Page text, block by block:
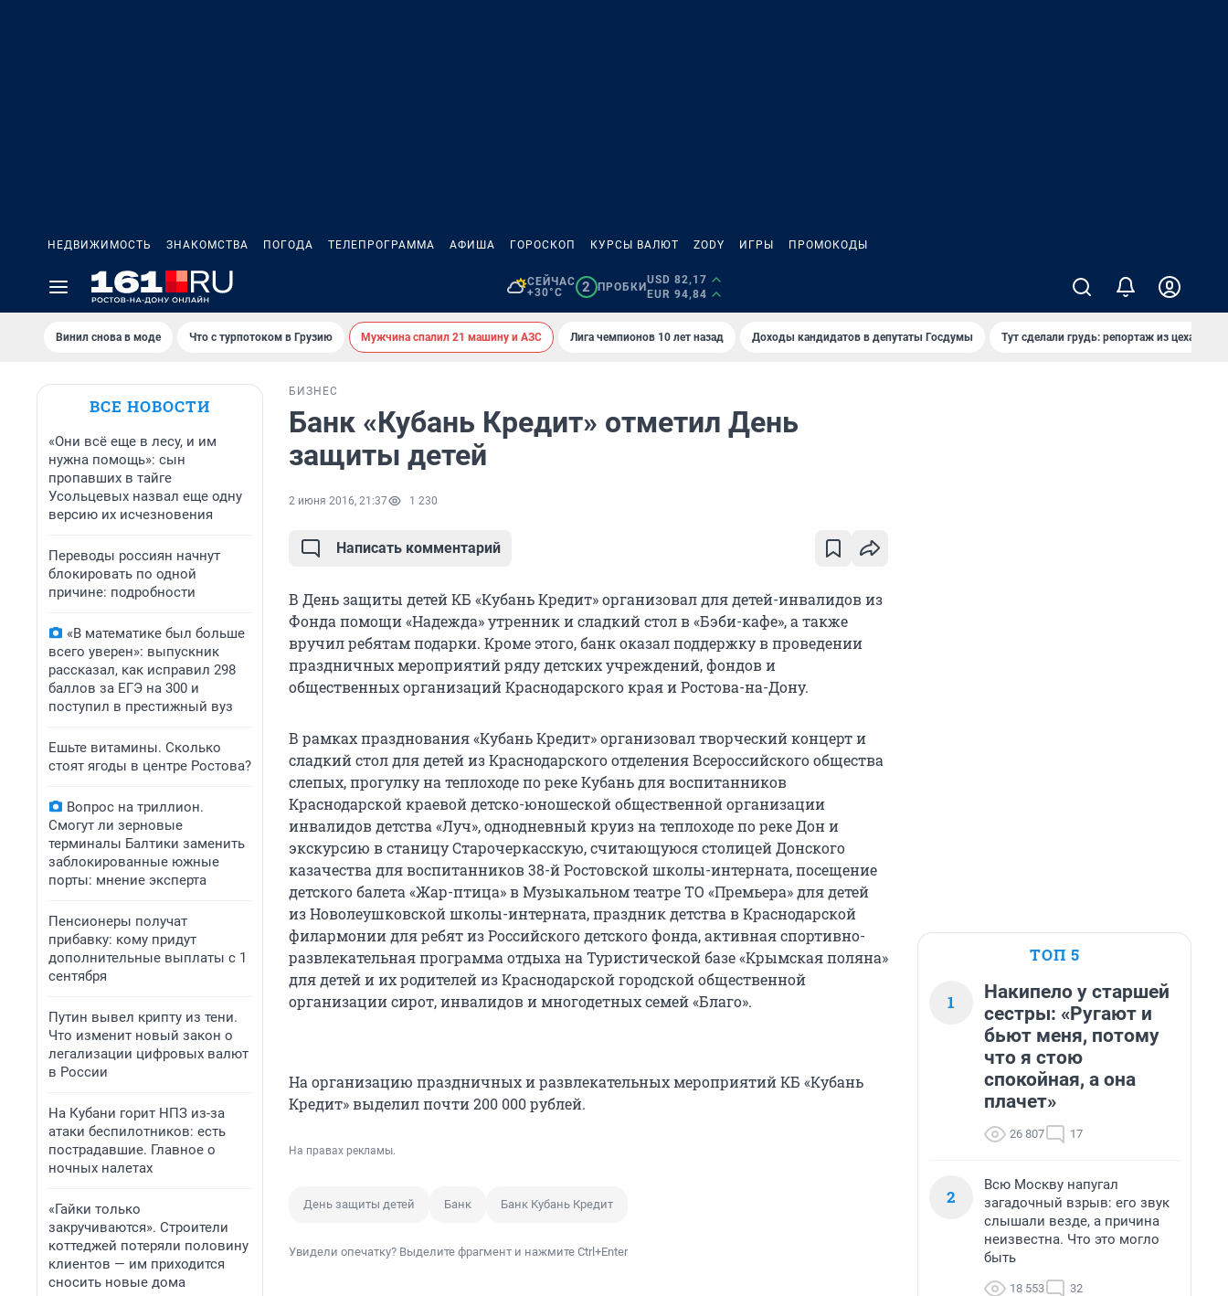
НЕДВИЖИМОСТЬ ЗНАКОМСТВА ПОГОДА ТЕЛЕПРОГРАММА АФИША ГОРОСКОП КУРСЫ ВАЛЮТ ZODY ИГРЫ ПРОМОКОДЫ
СЕЙЧАС
+30°C
2 ПРОБКИ
USD 82,17
EUR 94,84
Винил снова в моде Что с турпотоком в Грузию Мужчина спалил 21 машину и АЗС Лига чемпионов 10 лет назад Доходы кандидатов в депутаты Госдумы Тут сделали грудь: репортаж из цеха
ВСЕ НОВОСТИ
«Они всё еще в лесу, и им
нужна помощь»: сын
пропавших в тайге
Усольцевых назвал еще одну
версию их исчезновения
Переводы россиян начнут
блокировать по одной
причине: подробности
«В математике был больше
всего уверен»: выпускник
рассказал, как исправил 298
баллов за ЕГЭ на 300 и
поступил в престижный вуз
Ешьте витамины. Сколько
стоят ягоды в центре Ростова?
Вопрос на триллион.
Смогут ли зерновые
терминалы Балтики заменить
заблокированные южные
порты: мнение эксперта
Пенсионеры получат
прибавку: кому придут
дополнительные выплаты с 1
сентября
Путин вывел крипту из тени.
Что изменит новый закон о
легализации цифровых валют
в России
На Кубани горит НПЗ из-за
атаки беспилотников: есть
пострадавшие. Главное о
ночных налетах
«Гайки только
закручиваются». Строители
коттеджей потеряли половину
клиентов — им приходится
сносить новые дома
БИЗНЕС
Банк «Кубань Кредит» отметил День
защиты детей
2 июня 2016, 21:37 1 230
Написать комментарий
В День защиты детей КБ «Кубань Кредит» организовал для детей-инвалидов из
Фонда помощи «Надежда» утренник и сладкий стол в «Бэби-кафе», а также
вручил ребятам подарки. Кроме этого, банк оказал поддержку в проведении
праздничных мероприятий ряду детских учреждений, фондов и
общественных организаций Краснодарского края и Ростова-на-Дону.
В рамках празднования «Кубань Кредит» организовал творческий концерт и
сладкий стол для детей из Краснодарского отделения Всероссийского общества
слепых, прогулку на теплоходе по реке Кубань для воспитанников
Краснодарской краевой детско-юношеской общественной организации
инвалидов детства «Луч», однодневный круиз на теплоходе по реке Дон и
экскурсию в станицу Старочеркасскую, считающуюся столицей Донского
казачества для воспитанников 38-й Ростовской школы-интерната, посещение
детского балета «Жар-птица» в Музыкальном театре ТО «Премьера» для детей
из Новолеушковской школы-интерната, праздник детства в Краснодарской
филармонии для ребят из Российского детского фонда, активная спортивно-
развлекательная программа отдыха на Туристической базе «Крымская поляна»
для детей и их родителей из Краснодарской городской общественной
организации сирот, инвалидов и многодетных семей «Благо».
На организацию праздничных и развлекательных мероприятий КБ «Кубань
Кредит» выделил почти 200 000 рублей.
На правах рекламы.
День защиты детей Банк Банк Кубань Кредит
Увидели опечатку? Выделите фрагмент и нажмите Ctrl+Enter
ТОП 5
1
Накипело у старшей
сестры: «Ругают и
бьют меня, потому
что я стою
спокойная, а она
плачет»
26 807 17
2
Всю Москву напугал
загадочный взрыв: его звук
слышали везде, а причина
неизвестна. Что это могло
быть
18 553 32